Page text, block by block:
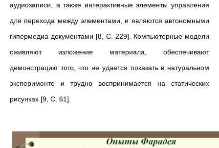
аудиозаписи, а также интерактивные элементы управления
для перехода между элементами, и являются автономными
гипермедиа-документами [8, C. 229]. Компьютерные модели
оживляют изложение материала, обеспечивают
демонстрацию того, что не удается показать в натуральном
эксперименте и трудно воспринимается на статических
рисунках [9, C. 61].